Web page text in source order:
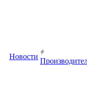
Новости